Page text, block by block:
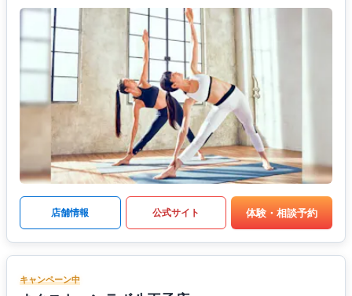
店舗情報 公式サイト 体験・相談予約
キャンペーン中